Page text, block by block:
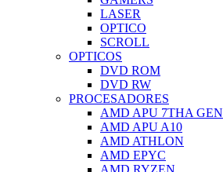
LASER
OPTICO
SCROLL
OPTICOS
DVD ROM
DVD RW
PROCESADORES
AMD APU 7THA GEN
AMD APU A10
AMD ATHLON
AMD EPYC